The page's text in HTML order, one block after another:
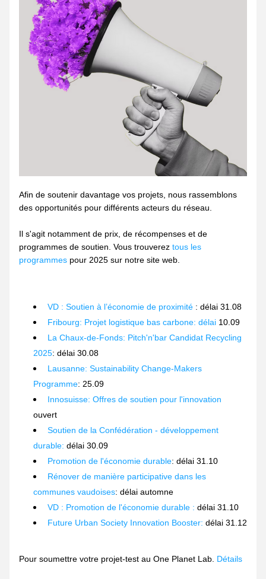
Afin de soutenir davantage vos projets, nous rassemblons
des opportunités pour différents acteurs du réseau.
Il s'agit notamment de prix, de récompenses et de
programmes de soutien. Vous trouverez tous les
programmes pour 2025 sur notre site web.
VD : Soutien à l’économie de proximité : délai 31.08
Fribourg: Projet logistique bas carbone: délai 10.09
La Chaux-de-Fonds: Pitch'n'bar Candidat Recycling
2025: délai 30.08
Lausanne: Sustainability Change-Makers
Programme: 25.09
Innosuisse: Offres de soutien pour l'innovation
ouvert
Soutien de la Confédération - développement
durable: délai 30.09
Promotion de l'économie durable: délai 31.10
Rénover de manière participative dans les
communes vaudoises: délai automne
VD : Promotion de l'économie durable : délai 31.10
Future Urban Society Innovation Booster: délai 31.12
Pour soumettre votre projet-test au One Planet Lab. Détails